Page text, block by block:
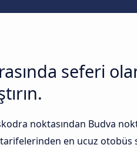
seferi
noktasından Budva
en ucuz otobüs